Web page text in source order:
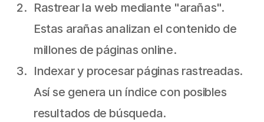
Rastrear la web mediante "arañas".
Estas arañas analizan el contenido de
millones de páginas online.
Indexar y procesar páginas rastreadas.
Así se genera un índice con posibles
resultados de búsqueda.